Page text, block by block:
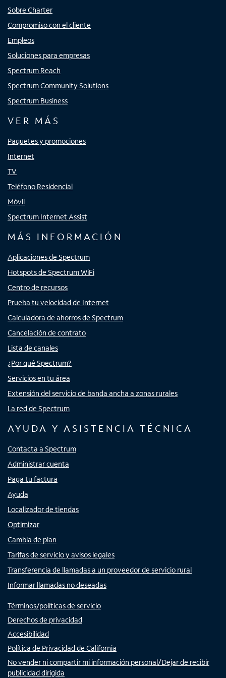
Sobre Charter
Compromiso con el cliente
Empleos
Soluciones para empresas
Spectrum Reach
Spectrum Community Solutions
Spectrum Business
VER MÁS
Paquetes y promociones
Internet
TV
Teléfono Residencial
Móvil
Spectrum Internet Assist
MÁS INFORMACIÓN
Aplicaciones de Spectrum
Hotspots de Spectrum WiFi
Centro de recursos
Prueba tu velocidad de Internet
Calculadora de ahorros de Spectrum
Cancelación de contrato
Lista de canales
¿Por qué Spectrum?
Servicios en tu área
Extensión del servicio de banda ancha a zonas rurales
La red de Spectrum
AYUDA Y ASISTENCIA TÉCNICA
Contacta a Spectrum
Administrar cuenta
Paga tu factura
Ayuda
Localizador de tiendas
Optimizar
Cambia de plan
Tarifas de servicio y avisos legales
Transferencia de llamadas a un proveedor de servicio rural
Informar llamadas no deseadas
Términos/políticas de servicio
Derechos de privacidad
Accesibilidad
Política de Privacidad de California
No vender ni compartir mi información personal/Dejar de recibir
publicidad dirigida